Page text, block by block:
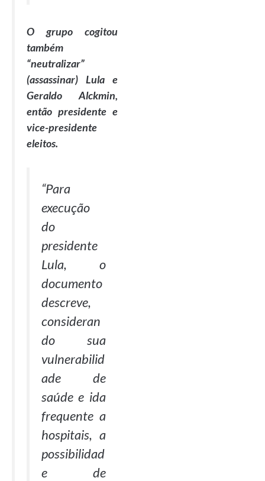
O grupo cogitou
também
“neutralizar”
(assassinar) Lula e
Geraldo Alckmin,
então presidente e
vice-presidente
eleitos.
“Para
execução
do
presidente
Lula, o
documento
descreve,
consideran
do sua
vulnerabilid
ade de
saúde e ida
frequente a
hospitais, a
possibilidad
e de